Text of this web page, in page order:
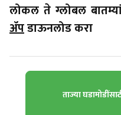
लोकल ते ग्लोबल
ॲपडाऊनलोड करा
ताज्या